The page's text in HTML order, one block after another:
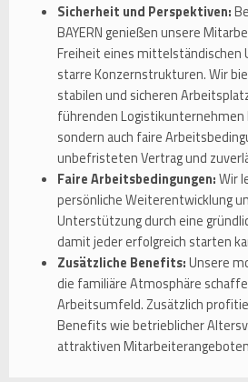
Sicherheit und Perspektiven:
BAYERN genießen unsere
Freiheit eines mittelständischen
starre Konzernstrukturen. Wir
stabilen und sicheren
führenden Logistikunternehmen
sondern auch faire
unbefristeten Vertrag und
Faire Arbeitsbedingungen:Wir
persönliche Weiterentwicklung
Unterstützung durch eine
damit jeder erfolgreich starten
Zusätzliche Benefits:Unsere
die familiäre Atmosphäre
Arbeitsumfeld. Zusätzlich
Benefits wie betrieblicher
attraktiven